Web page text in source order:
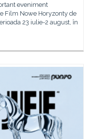
eveniment
Film Nowe Horyzonty de
23 iulie-2 august, în